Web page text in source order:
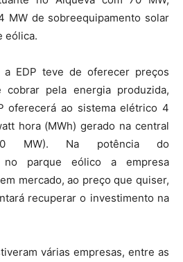
MW de sobreequipamento solar
eólica.
EDP teve de oferecer preços
pela energia produzida,
oferecerá ao sistema elétrico 4
hora (MWh) gerado na central
MW). Na potência do
no parque eólico a empresa
mercado, ao preço que quiser,
recuperar o investimento na
várias empresas, entre as